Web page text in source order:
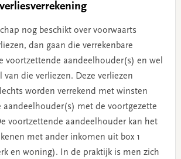
nog beschikt over voorwaarts
dan gaan die verrekenbare
voortzettende aandeelhouder(s) en wel
van die verliezen. Deze verliezen
worden verrekend met winsten
aandeelhouder(s) met de voortgezette
voortzettende aandeelhouder kan het
met ander inkomen uit box 1
en woning). In de praktijk is men zich